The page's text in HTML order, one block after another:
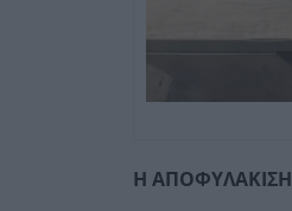
Η ΑΠΟΦΥΛΑΚΙΣΗ